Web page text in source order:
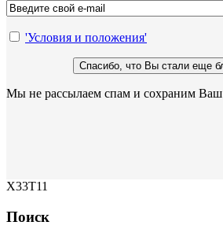
'Условия и положения'
Мы не рассылаем спам и сохраним Ваш
X33T11
Поиск